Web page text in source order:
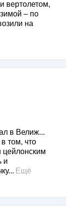
вертолетом,
– по
на
в Велиж...
том, что
цейлонским
и
Ещё